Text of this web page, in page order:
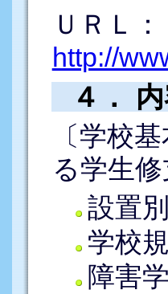
ＵＲＬ：
http://
４．
〔学校
る学生
設置
学校
障害